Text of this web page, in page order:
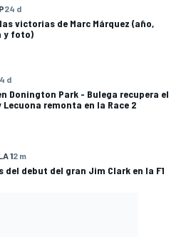
24 d
victorias de Marc Márquez (año,
y foto)
d
Donington Park - Bulega recupera el
Lecuona remonta en la Race 2
12 m
del debut del gran Jim Clark en la F1